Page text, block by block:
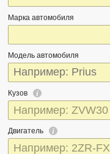
Марка автомобиля
Модель автомобиля
Кузов
Двигатель